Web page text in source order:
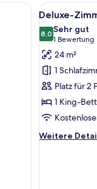
mit Bett, grauem Sofa,
Alle
Fotos
für
Deluxe-
Zimmer,
1 King-
Bett
(View)
anzeigen
8
Deluxe-
8,08,0 von 10
Sehr gut
1 Bewertung
(1
24 m²
1
Platz für 2
1 King-Bett
Weitere
Weitere